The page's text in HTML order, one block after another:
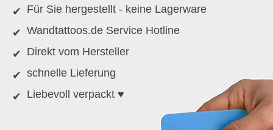
Für Sie hergestellt - keine Lagerware
Wandtattoos.de Service Hotline
Direkt vom Hersteller
schnelle Lieferung
Liebevoll verpackt ♥